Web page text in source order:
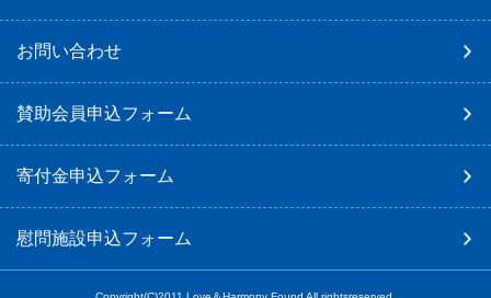
お問い合わせ
賛助会員申込フォーム
寄付金申込フォーム
慰問施設申込フォーム